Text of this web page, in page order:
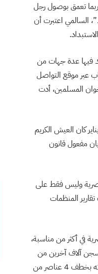
ربما تعمق بوصول رجل
السالمي اعتبرت أن
شارك فيها عدة جهات من
مجموعات الشباب عبر موقع التواصل
المسلمين، أدت
قال الإعلامي التونسي شمس الدين النقاز لنون بوست “طموح الشعب المصري بعد ثورة 25 يناير كان العيش الكريم
مفعول قانون
وليس فقط على
المنظمات
في أكثر من مناسبة،
وسجن آلاف آخرين من
المعارضين من مختلف التوجهات الأيديولوجية والسياسية، دون أن ننسى فضيحة قيام جهاز مخابراته بخطف 4 عناصر من